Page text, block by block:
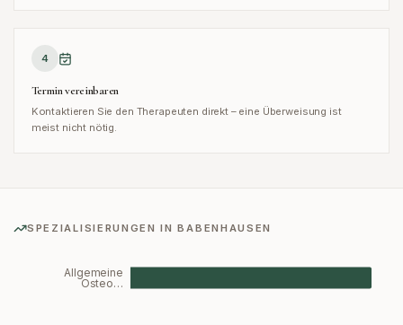
4
Termin vereinbaren
Kontaktieren Sie den Therapeuten direkt – eine Überweisung ist
meist nicht nötig.
SPEZIALISIERUNGEN INBABENHAUSEN
Allgemeine
Osteo…